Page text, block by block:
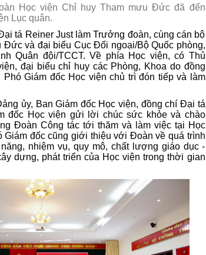
Học viện Chỉ huy Tham mưu Đức đã đến
Lục quân.
tá Reiner Just làm Trưởng đoàn, cùng cán bộ
Đức và đại biểu Cục Đối ngoại/Bộ Quốc phòng,
Quân đội/TCCT. Về phía Học viện, có Thủ
đại biểu chỉ huy các Phòng, Khoa do đồng
Giám đốc Học viện chủ trì đón tiếp và làm
ủy, Ban Giám đốc Học viện, đồng chí Đại tá
đốc Học viện gửi lời chúc sức khỏe và chào
Đoàn Công tác tới thăm và làm việc tại Học
Giám đốc cũng giới thiệu với Đoàn về quá trình
nhiệm vụ, quy mô, chất lượng giáo dục -
dựng, phát triển của Học viện trong thời gian
Thứ năm,16/02/2017
Một số hình ảnh